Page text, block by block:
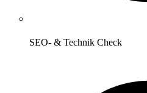
SEO- & Technik Check